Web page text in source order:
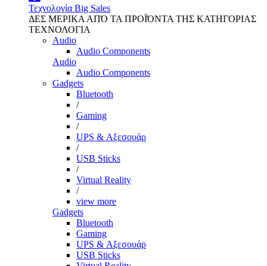
Τεχνολογία Big Sales
ΔΕΣ ΜΕΡΙΚΑ ΑΠΌ ΤΑ ΠΡΟΪΌΝΤΑ ΤΗΣ ΚΑΤΗΓΟΡΙΑΣ
ΤΕΧΝΟΛΟΓΙΑ
Audio
Audio Components
Audio
Audio Components
Gadgets
Bluetooth
/
Gaming
/
UPS & Αξεσουάρ
/
USB Sticks
/
Virtual Reality
/
view more
Gadgets
Bluetooth
Gaming
UPS & Αξεσουάρ
USB Sticks